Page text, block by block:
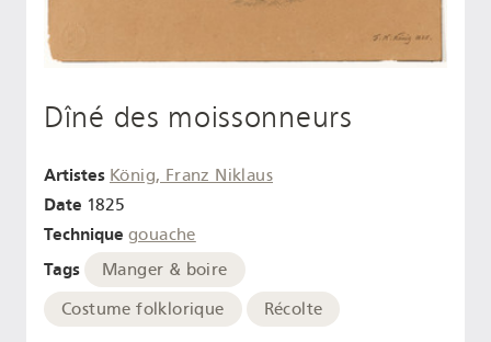
Dîné des moissonneurs
Artistes König, Franz Niklaus
Date 1825
Technique gouache
Tags
Manger & boire
Costume folklorique
Récolte